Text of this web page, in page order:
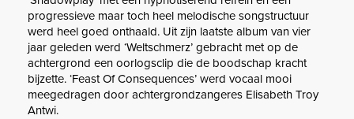
progressieve maar toch heel melodische songstructuur
werd heel goed onthaald. Uit zijn laatste album van vier
jaar geleden werd ‘Weltschmerz’ gebracht met op de
achtergrond een oorlogsclip die de boodschap kracht
bijzette. ‘Feast Of Consequences’ werd vocaal mooi
meegedragen door achtergrondzangeres Elisabeth Troy
Antwi.